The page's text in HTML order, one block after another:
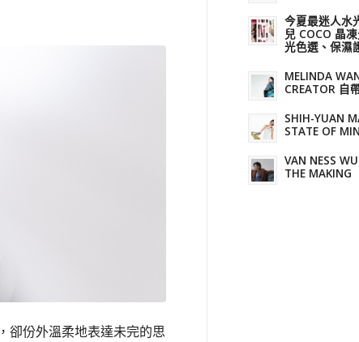
卻份外溫柔地表達未完的思
今夏最迷人水
兒 COCO 晶
光色選、保濕
MELINDA
CREATOR 自
SHIH-YUAN
STATE OF
VAN NESS
THE MAKING